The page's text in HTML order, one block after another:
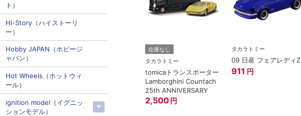
在庫なし
タカラトミー
tomicaトランスポーター
Lamborghini Countach
25th ANNIVERSARY
2,500 円
タカラトミー
09 日産 フェアレディZ
911 円
ト）
Hi-Story（ハイストーリ
ー）
Hobby JAPAN（ホビージ
ャパン）
Hot Wheels（ホットウィ
ール）
ignition model（イグニッ
ションモデル）